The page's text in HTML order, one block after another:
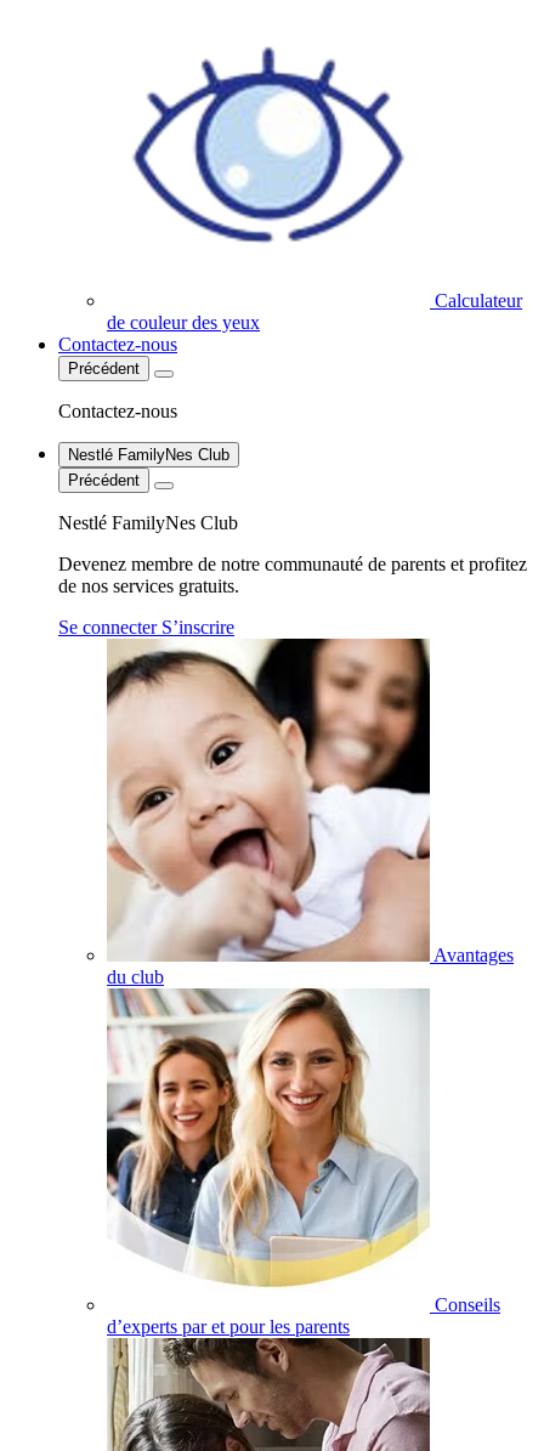
Calculateur
de couleur des yeux
Contactez-nous
Précédent
Contactez-nous
Nestlé FamilyNes Club
Précédent
Nestlé FamilyNes Club
Devenez membre de notre communauté de parents et profitez
de nos services gratuits.
Se connecter S’inscrire
Avantages
du club
Conseils
d’experts par et pour les parents